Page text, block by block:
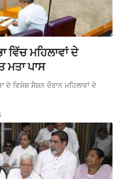
ਵਿੱਚ ਮਹਿਲਾਵਾਂ ਦੇ
ਮਤਾ ਪਾਸ
ਦੇ ਵਿਸ਼ੇਸ਼ ਸੈਸ਼ਨ ਦੌਰਾਨ ਮਹਿਲਾਵਾਂ ਦੇ